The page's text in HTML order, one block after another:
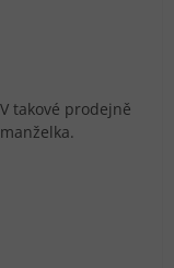
hvězdiček.
takové prodejně
hvězdiček.